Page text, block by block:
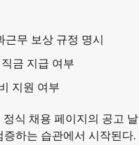
근무 보상 규정 명시
금 지급 여부
지원 여부
식 채용 페이지의 공고 날
하는 습관에서 시작된다.